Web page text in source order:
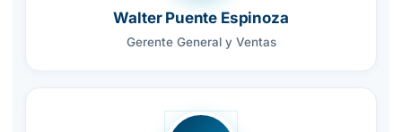
Walter Puente Espinoza
Gerente General y Ventas